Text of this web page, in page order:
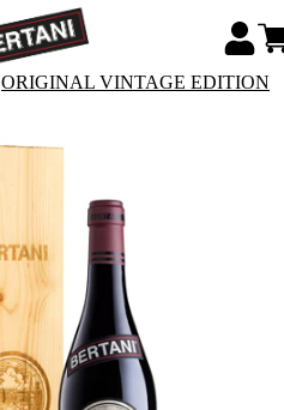
ORIGINAL VINTAGE EDITION